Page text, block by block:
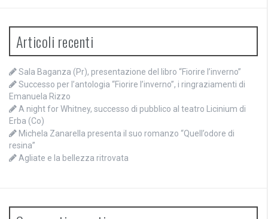
Articoli recenti
Sala Baganza (Pr), presentazione del libro “Fiorire l’inverno”
Successo per l’antologia “Fiorire l’inverno”, i ringraziamenti di
Emanuela Rizzo
A night for Whitney, successo di pubblico al teatro Licinium di
Erba (Co)
Michela Zanarella presenta il suo romanzo “Quell’odore di
resina”
Agliate e la bellezza ritrovata